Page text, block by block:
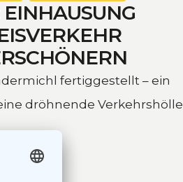
fertiggestellt – ein
dröhnende Verkehrshölle